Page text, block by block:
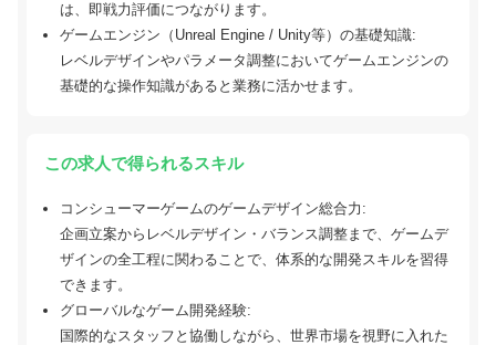
は、即戦力評価につながります。
ゲームエンジン（Unreal Engine / Unity等）の基礎知識:
レベルデザインやパラメータ調整においてゲームエンジンの
基礎的な操作知識があると業務に活かせます。
この求人で得られるスキル
コンシューマーゲームのゲームデザイン総合力:
企画立案からレベルデザイン・バランス調整まで、ゲームデ
ザインの全工程に関わることで、体系的な開発スキルを習得
できます。
グローバルなゲーム開発経験:
国際的なスタッフと協働しながら、世界市場を視野に入れた